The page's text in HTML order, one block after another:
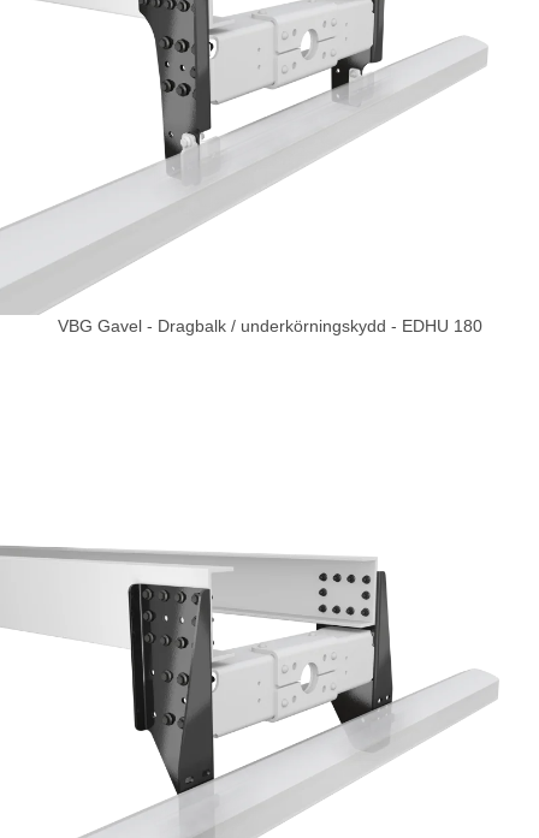
VBG Gavel - Dragbalk / underkörningskydd - EDHU 180